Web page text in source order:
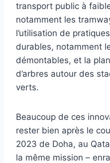
transport public à
notamment les
l’utilisation de
durables, notamment
démontables, et la
d’arbres autour des
verts.
Beaucoup de ces
rester bien après le
2023 de Doha, au
la même mission –